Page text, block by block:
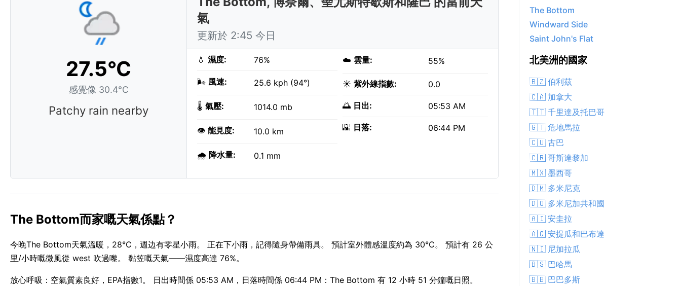
27.5°C
感覺像 30.4°C
Patchy rain nearby
氣
更新於 2:45 今日
💧 濕度: 76%
🌬️ 風速: 25.6 kph (94°)
🌡️ 氣壓: 1014.0 mb
👁️ 能見度: 10.0 km
🌧️ 降水量: 0.1 mm
☁️ 雲量: 55%
☀️ 紫外線指數: 0.0
🌅 日出: 05:53 AM
🌇 日落: 06:44 PM
The Bottom而家嘅天氣係點？
今晚The Bottom天氣溫暖，28°C，週边有零星小雨。 正在下小雨，記得隨身帶備雨具。 預計室外體感溫度約為 30°C。 預計有 26 公
里/小時嘅微風從 west 吹過嚟。 黏笠嘅天氣——濕度高達 76%。
放心呼吸：空氣質素良好，EPA指數1。 日出時間係 05:53 AM，日落時間係 06:44 PM：The Bottom 有 12 小時 51 分鐘嘅日照。
The Bottom
Windward Side
Saint John's Flat
北美洲的國家
🇧🇿 伯利茲
🇨🇦 加拿大
🇹🇹 千里達及托巴哥
🇬🇹 危地馬拉
🇨🇺 古巴
🇨🇷 哥斯達黎加
🇲🇽 墨西哥
🇩🇲 多米尼克
🇩🇴 多米尼加共和國
🇦🇮 安圭拉
🇦🇬 安提瓜和巴布達
🇳🇮 尼加拉瓜
🇧🇸 巴哈馬
🇧🇧 巴巴多斯